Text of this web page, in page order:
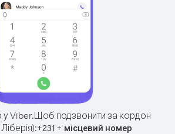
Viber.Щоб подзвонити за кордон
+231 + місцевий номер